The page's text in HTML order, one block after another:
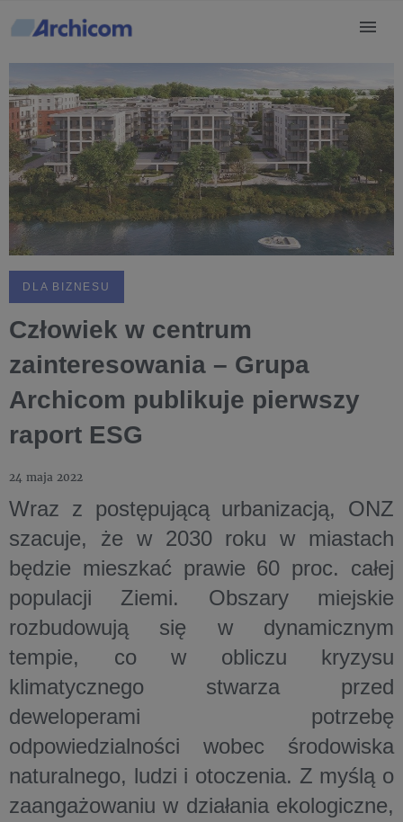
DLA BIZNESU
Człowiek w centrum
zainteresowania – Grupa
Archicom publikuje pierwszy
raport ESG
24 maja 2022
Wraz z postępującą urbanizacją, ONZ
szacuje, że w 2030 roku w miastach
będzie mieszkać prawie 60 proc. całej
populacji Ziemi. Obszary miejskie
rozbudowują się w dynamicznym
tempie, co w obliczu kryzysu
klimatycznego stwarza przed
deweloperami potrzebę
odpowiedzialności wobec środowiska
naturalnego, ludzi i otoczenia. Z myślą o
zaangażowaniu w działania ekologiczne,